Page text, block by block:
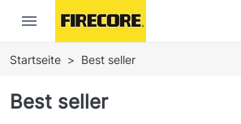
menu
Startseite Best seller
Best seller